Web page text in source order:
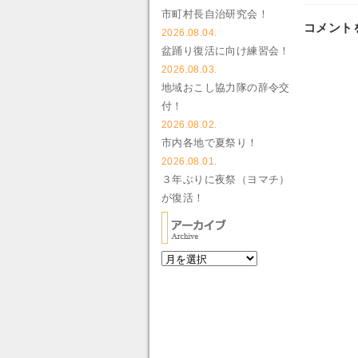
コメント
市町村長自治研究会！
2026.08.04.
盆踊り復活に向け練習会！
2026.08.03.
地域おこし協力隊の辞令交
付！
2026.08.02.
市内各地で夏祭り！
2026.08.01.
３年ぶりに夜祭（ヨマチ）
が復活！